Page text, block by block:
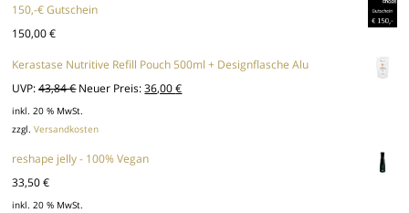
150,-€ Gutschein
150,00€
Kerastase Nutritive Refill Pouch 500ml + Designflasche Alu
UVP: 43,84€ Ursprünglicher
Preis
war:
43,84 €
Neuer Preis: 36,00€Aktueller
inkl. 20 % MwSt.
zzgl.Versandkosten
reshape jelly - 100% Vegan
33,50€
inkl. 20 % MwSt.